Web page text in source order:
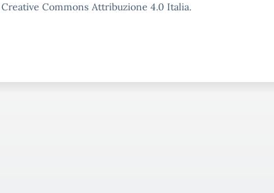
Commons Attribuzione 4.0 Italia.